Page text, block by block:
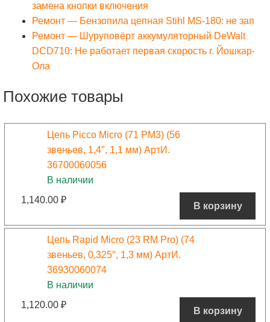
замена кнопки включения
Ремонт — Бензопила цепная Stihl MS-180: не зап
Ремонт — Шуруповёрт аккумуляторный DeWalt
DCD710: Не работает первая скорость г. Йошкар-
Ола
Похожие товары
Цепь Picco Micro (71 PM3) (56
звеньев, 1,4″, 1,1 мм) АртИ.
36700060056
В наличии
1,140.00 ₽
В корзину
Цепь Rapid Micro (23 RM Pro) (74
звеньев, 0,325″, 1,3 мм) АртИ.
36930060074
В наличии
1,120.00 ₽
В корзину